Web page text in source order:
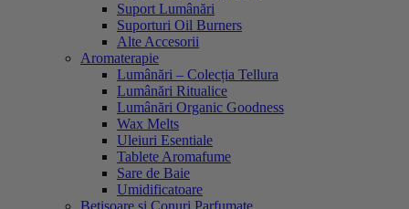
Suport Lumânări
Suporturi Oil Burners
Alte Accesorii
Aromaterapie
Lumânări – Colecția Tellura
Lumânări Ritualice
Lumânări Organic Goodness
Wax Melts
Uleiuri Esentiale
Tablete Aromafume
Sare de Baie
Umidificatoare
Bețisoare si Conuri Parfumate